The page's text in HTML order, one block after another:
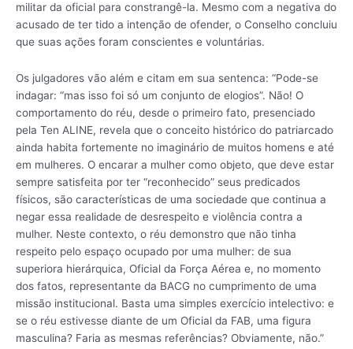
militar da oficial para constrangê-la. Mesmo com a negativa do
acusado de ter tido a intenção de ofender, o Conselho concluiu
que suas ações foram conscientes e voluntárias.
Os julgadores vão além e citam em sua sentenca: “Pode-se
indagar: “mas isso foi só um conjunto de elogios”. Não! O
comportamento do réu, desde o primeiro fato, presenciado
pela Ten ALINE, revela que o conceito histórico do patriarcado
ainda habita fortemente no imaginário de muitos homens e até
em mulheres. O encarar a mulher como objeto, que deve estar
sempre satisfeita por ter “reconhecido” seus predicados
físicos, são características de uma sociedade que continua a
negar essa realidade de desrespeito e violência contra a
mulher. Neste contexto, o réu demonstro que não tinha
respeito pelo espaço ocupado por uma mulher: de sua
superiora hierárquica, Oficial da Força Aérea e, no momento
dos fatos, representante da BACG no cumprimento de uma
missão institucional. Basta uma simples exercício intelectivo: e
se o réu estivesse diante de um Oficial da FAB, uma figura
masculina? Faria as mesmas referências? Obviamente, não.”